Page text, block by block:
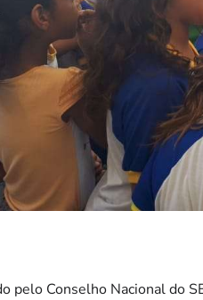
pelo Conselho Nacional do